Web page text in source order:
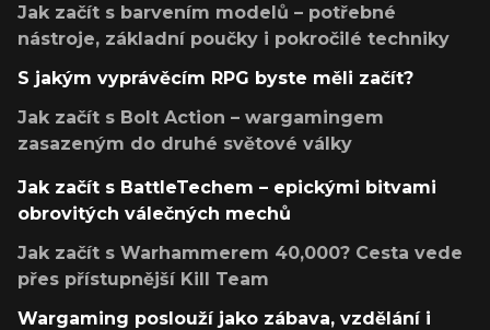
Jak začít s barvením modelů – potřebné
nástroje, základní poučky i pokročilé techniky
S jakým vyprávěcím RPG byste měli začít?
Jak začít s Bolt Action – wargamingem
zasazeným do druhé světové války
Jak začít s BattleTechem – epickými bitvami
obrovitých válečných mechů
Jak začít s Warhammerem 40,000? Cesta vede
přes přístupnější Kill Team
Wargaming poslouží jako zábava, vzdělání i